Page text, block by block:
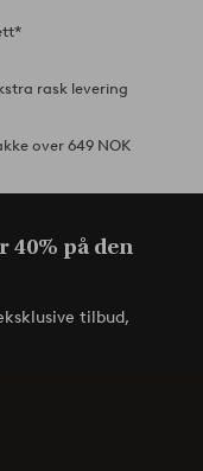
rask levering
over 649 NOK
40% på den
tilbud,